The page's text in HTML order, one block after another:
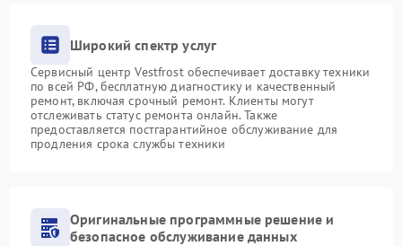
Широкий спектр услуг
Сервисный центр Vestfrost обеспечивает доставку техники
по всей РФ, бесплатную диагностику и качественный
ремонт, включая срочный ремонт. Клиенты могут
отслеживать статус ремонта онлайн. Также
предоставляется постгарантийное обслуживание для
продления срока службы техники
Оригинальные программные решение и
безопасное обслуживание данных